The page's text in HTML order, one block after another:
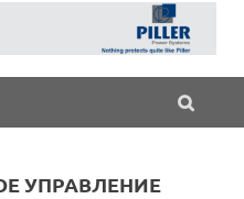
УПРАВЛЕНИЕ